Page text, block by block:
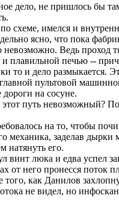
дело, не пришлось бы
схеме, имелся и
ясно, что пока
невозможно. Ведь проход
плавильной печью --
то и дело размыкается.
пультовой
на сосуне.
путь невозможный?
на то, чтобы
механика, заделав дырки
натянуть его.
винт люка и едва успел
от него пронесся поток
того, как Данилов
не видел, но